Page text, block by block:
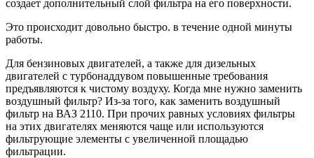
создает дополнительный слой фильтра на его поверхности.
Это происходит довольно быстро. в течение одной минуты
работы.
Для бензиновых двигателей, а также для дизельных
двигателей с турбонаддувом повышенные требования
предъявляются к чистому воздуху. Когда мне нужно заменить
воздушный фильтр? Из-за того, как заменить воздушный
фильтр на ВАЗ 2110. При прочих равных условиях фильтры
на этих двигателях меняются чаще или используются
фильтрующие элементы с увеличенной площадью
фильтрации.